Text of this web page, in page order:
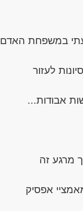
במשפחת האדם
לעזור
אבודות...
מרגע זה
אפסיק